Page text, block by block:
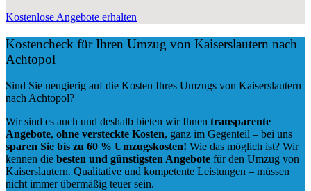
Kostenlose Angebote erhalten
Kostencheck für Ihren Umzug von Kaiserslautern nach
Achtopol
Sind Sie neugierig auf die Kosten Ihres Umzugs von Kaiserslautern
nach Achtopol?
Wir sind es auch und deshalb bieten wir Ihnen transparente
Angebote, ohne versteckte Kosten, ganz im Gegenteil – bei uns
sparen Sie bis zu 60 % Umzugskosten! Wie das möglich ist? Wir
kennen die besten und günstigsten Angebote für den Umzug von
Kaiserslautern. Qualitative und kompetente Leistungen – müssen
nicht immer übermäßig teuer sein.